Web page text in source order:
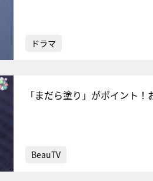
ドラマ
「まだら塗り」がポイント
BeauTV